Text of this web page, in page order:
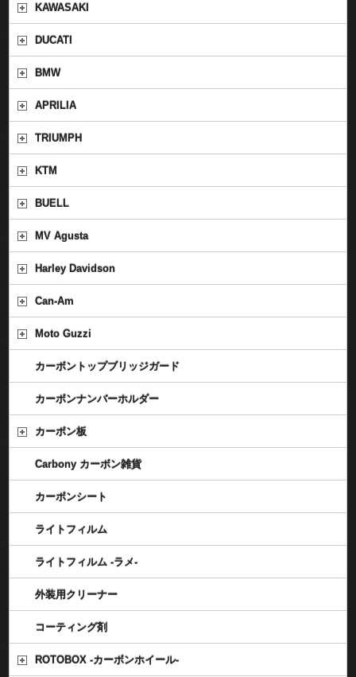
KAWASAKI
DUCATI
BMW
APRILIA
TRIUMPH
KTM
BUELL
MV Agusta
Harley Davidson
Can-Am
Moto Guzzi
カーボントップブリッジガード
カーボンナンバーホルダー
カーボン板
Carbony カーボン雑貨
カーボンシート
ライトフィルム
ライトフィルム -ラメ-
外装用クリーナー
コーティング剤
ROTOBOX -カーボンホイール-